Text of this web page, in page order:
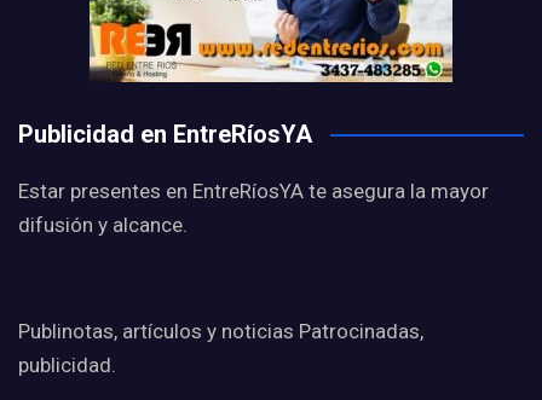
Publicidad en EntreRíosYA
Estar presentes en EntreRíosYA te asegura la mayor
difusión y alcance.
Publinotas, artículos y noticias Patrocinadas,
publicidad.